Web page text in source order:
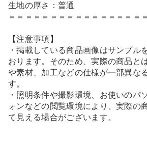
生地の厚さ：普通
＝＝＝＝＝＝＝＝＝＝＝＝＝＝＝＝
【注意事項】
・掲載している商品画像はサンプル
おります。そのため、実際の商品と
や素材、加工などの仕様が一部異な
す。
・照明条件や撮影環境、お使いのパ
ォンなどの閲覧環境により、実際の
て見える場合がございます。